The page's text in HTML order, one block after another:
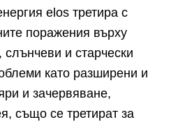
elos третира с
поражения върху
слънчеви и старчески
като разширени и
и зачервяване,
също се третират за